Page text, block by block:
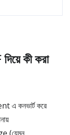
কী করা
কনভার্ট করে